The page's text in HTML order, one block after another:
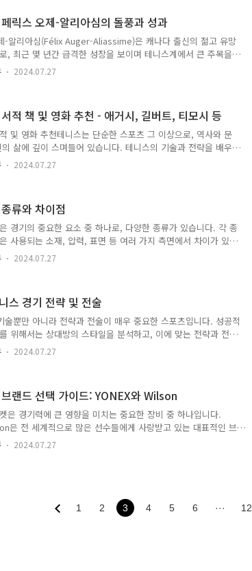
로스 알카라즈는 2003년 스페인에서 태어났습니다. 테니스의
페인에서는 많은 테니스 스타들이 배출되었지만, 알카라즈는
한 존재입니다. 그의 아버지 또한 테니스 선수였고, 어린 시절
한 열정과 재능을 보여왔습니다. 알카라즈는 4살 때 처음 라켓
릭스 오제-알리아심의 돌풍과 성과
-알리아심(Félix Auger-Aliassime)은 캐나다 출신의 젊고 유망
, 최근 몇 년간 급격한 성장을 보이며 테니스계에서 큰 주목을
의 뛰어난 경기력과 꾸준한 성장은 많은 팬들과 전문가들에게
습니다. 이번 블로그 포스팅에서는 페릭스 오제-알리아심의 돌
다. 그는 어린 시절부터 테니스에 뛰어난 재능을 보였고, 그의
(Ali)와 함께 테니스 훈련을 시작했습니다. 그의 아버지는 베냉
의 테니스 경력에 큰 영향을 미쳤습니다. 어머니 마리 오제..
2024.07.27
적 책 및 영화 추천 - 애거시, 길버트, 티모시 등
및 영화 추천테니스는 단순한 스포츠 그 이상으로, 역사와 문
삶에 깊이 스며들어 있습니다. 테니스의 기술과 전략을 배우
스포츠에 영감을 주는 책과 영화를 통해 더 깊은 이해와 감동
니다. 이번 포스팅에서는 테니스 관련 서적과 영화를 추천하여
추천 서적과 영화의 절반을 다룹니다. 테니스 관련 서적 추
Agassi내용: 이 책은 전설적인 테니스 선수 안드레 애거
, 그의 테니스 경력뿐만 아니라 개인적인 삶의 고난과 승리에 대
2024.07.27
류와 차이점
경기의 중요한 요소 중 하나로, 다양한 종류가 있습니다. 각 종
사용되는 소재, 압력, 표면 등 여러 가지 측면에서 차이가 있으
은 경기의 속도와 플레이 스타일에 영향을 미칩니다. 이번 포
테니스 공의 종류와 그 차이점에 대해 자세히 알아보겠습니
탄력성과 반발력이 높습니다.특징내부 압력: 내부에 공기를
을 높입니다.반발력: 높은 탄력성으로 빠르고 높은 바운드를 제
용 중에 압력이 점차 감소하여 일정 기간 후 성능이 떨어집..
2024.07.27
스 경기 전략 및 전술
술뿐만 아니라 전략과 전술이 매우 중요한 스포츠입니다. 성공적
위해서는 상대방의 스타일을 분석하고, 이에 맞는 전략과 전술
필요합니다. 이번 포스팅에서는 기본적인 테니스 전략과 전술
전에서 활용할 수 있는 다양한 방법들을 설명하겠습니다. 1단계:
들어 줍니다. 서브 전략에는 다양한 변칙 서브, 서브 앤 발리 등
한 첫 서브: 첫 서브는 강력하게 구사하여 상대방의 리턴을 어
칙 서브: 서브의 각도와 스핀을 다양하게 변화시켜 상대방을 혼
2024.07.27
랜드 선택 가이드: YONEX와 Wilson
은 경기력에 큰 영향을 미치는 중요한 장비 중 하나입니다.
은 전 세계적으로 많은 선수들에게 사랑받고 있는 대표적인 브
포스팅에서는 YONEX와 Wilson의 주요 라켓 모델과 특징을 비
러분이 적합한 라켓을 선택하는 데 도움을 드리고자 합니
사용하고 있습니다. 2. YONEX 라켓 주요 모델 및 특징 01.
100특징재질: M40X와 VDM 기술을 사용하여..
2024.07.27
1 2 3 4 5 6 ··· 12